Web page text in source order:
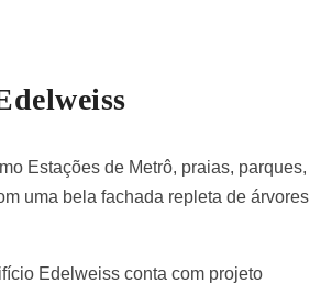
Estações de Metrô, praias, parques,
uma bela fachada repleta de árvores
Edelweiss conta com projeto